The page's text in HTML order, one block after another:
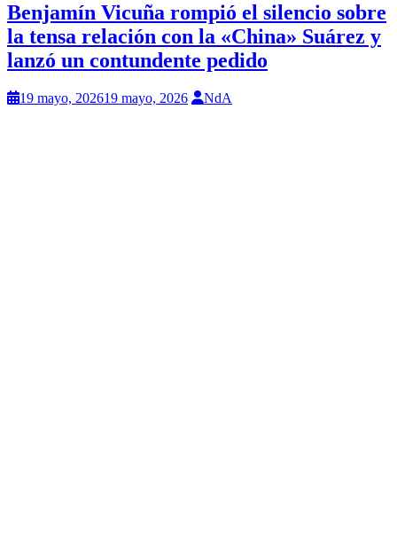
Benjamín Vicuña rompió el silencio sobre
la tensa relación con la «China» Suárez y
lanzó un contundente pedido
19 mayo, 202619 mayo, 2026 NdA